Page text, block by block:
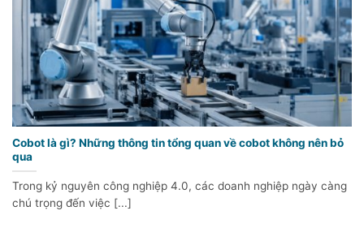
Cobot là gì? Những thông tin tổng quan về cobot không nên bỏ
qua
Trong kỷ nguyên công nghiệp 4.0, các doanh nghiệp ngày càng
chú trọng đến việc [...]